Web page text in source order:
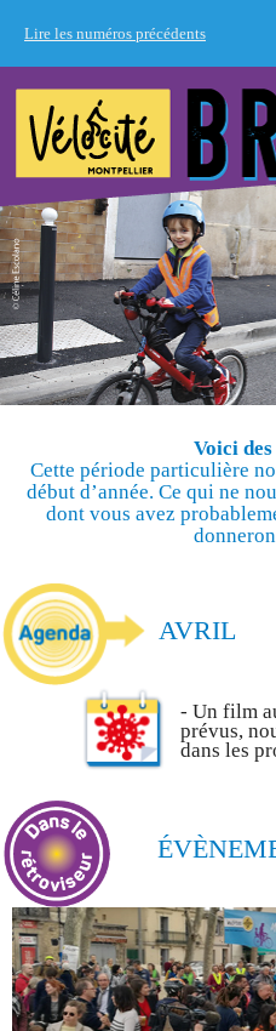
Lire les numéros précédents
Voici
Cette période particulière
début d’année. Ce qui ne
dont vous avez
AVRIL
- Un film
prévus,
dans les